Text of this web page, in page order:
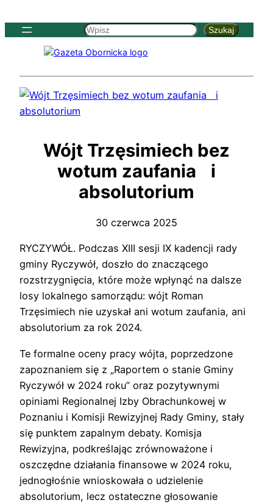
Szukaj
Szukaj
Wójt Trzęsimiech bez
wotum zaufania i
absolutorium
30 czerwca 2025
RYCZYWÓŁ. Podczas XIII sesji IX kadencji rady
gminy Ryczywół, doszło do znaczącego
rozstrzygnięcia, które może wpłynąć na dalsze
losy lokalnego samorządu: wójt Roman
Trzęsimiech nie uzyskał ani wotum zaufania, ani
absolutorium za rok 2024.
Te formalne oceny pracy wójta, poprzedzone
zapoznaniem się z „Raportem o stanie Gminy
Ryczywół w 2024 roku” oraz pozytywnymi
opiniami Regionalnej Izby Obrachunkowej w
Poznaniu i Komisji Rewizyjnej Rady Gminy, stały
się punktem zapalnym debaty. Komisja
Rewizyjna, podkreślając zrównoważone i
oszczędne działania finansowe w 2024 roku,
jednogłośnie wnioskowała o udzielenie
absolutorium, lecz ostateczne głosowanie